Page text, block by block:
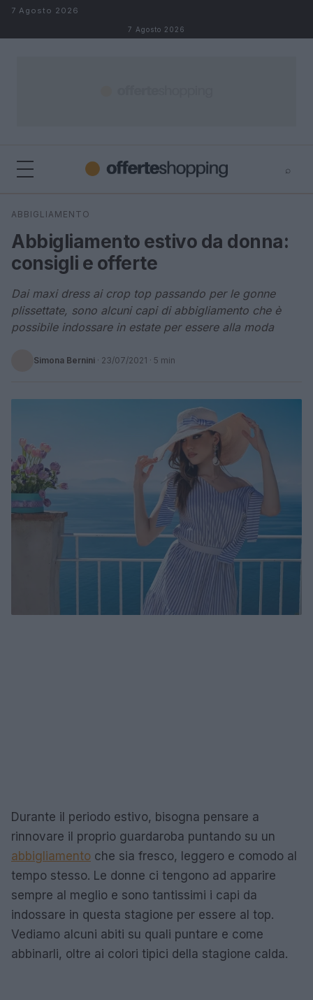
Salta al contenuto
7 Agosto 2026
7 Agosto 2026
⌕
Cerca
ABBIGLIAMENTO
Abbigliamento estivo da donna:
consigli e offerte
Dai maxi dress ai crop top passando per le gonne
plissettate, sono alcuni capi di abbigliamento che è
possibile indossare in estate per essere alla moda
Simona Bernini · 23/07/2021 · 5 min
Durante il periodo estivo, bisogna pensare a
rinnovare il proprio guardaroba puntando su un
abbigliamento che sia fresco, leggero e comodo al
tempo stesso. Le donne ci tengono ad apparire
sempre al meglio e sono tantissimi i capi da
indossare in questa stagione per essere al top.
Vediamo alcuni abiti su quali puntare e come
abbinarli, oltre ai colori tipici della stagione calda.